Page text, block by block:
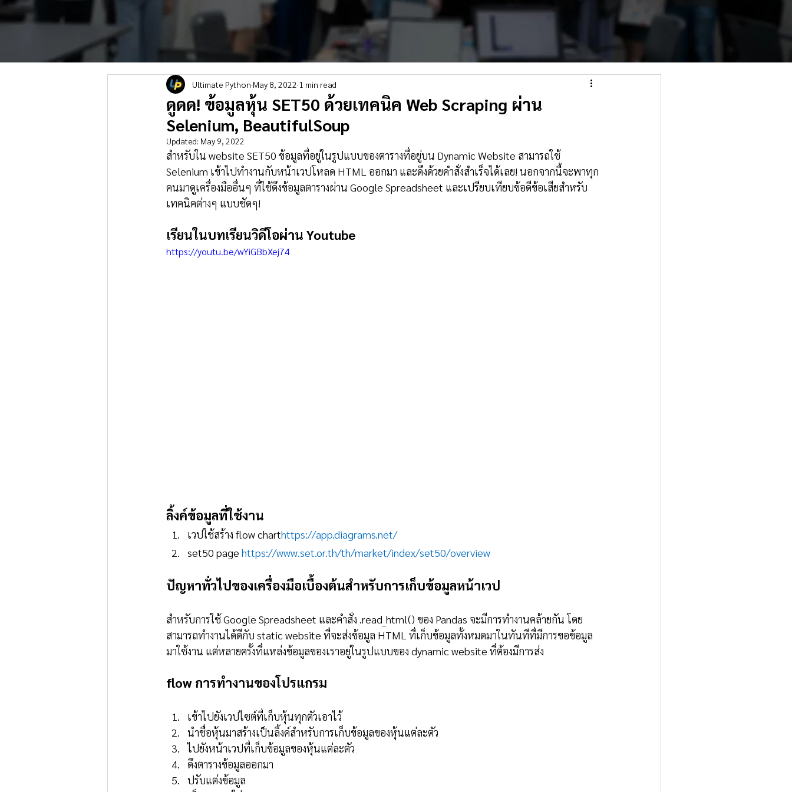
ดูดด! ข้อมูลหุ้น SET50 ด้วยเทคนิค Web Scraping ผ่าน
Selenium, BeautifulSoup
Ultimate Python May 8, 2022 1 min read
Updated: May 9, 2022
สำหรับใน website SET50 ข้อมูลที่อยู่ในรูปแบบของตารางที่อยู่บน Dynamic Website สามารถใช้
Selenium เข้าไปทำงานกับหน้าเวปโหลด HTML ออกมา และดึงด้วยคำสั่งสำเร็จได้เลย! นอกจากนี้จะพาทุก
คนมาดูเครื่องมืออื่นๆ ที่ใช้ดึงข้อมูลตารางผ่าน Google Spreadsheet และเปรียบเทียบข้อดีข้อเสียสำหรับ
เทคนิคต่างๆ แบบชัดๆ!
เรียนในบทเรียนวิดีโอผ่าน Youtube
https://youtu.be/wYiGBbXej74
ลิ้งค์ข้อมูลที่ใช้งาน
เวปใช้สร้าง flow charthttps://app.diagrams.net/
set50 page https://www.set.or.th/th/market/index/set50/overview
ปัญหาทั่วไปของเครื่องมือเบื้องต้นสำหรับการเก็บข้อมูลหน้าเวป
สำหรับการใช้ Google Spreadsheet และคำสั่ง .read_html() ของ Pandas จะมีการทำงานคล้ายกัน โดย
สามารถทำงานได้ดีกับ static website ที่จะส่งข้อมูล HTML ที่เก็บข้อมูลทั้งหมดมาในทันทีที่มีการขอข้อมูล
มาใช้งาน แต่หลายครั้งที่แหล่งข้อมูลของเราอยู่ในรูปแบบของ dynamic website ที่ต้องมีการส่ง
flow การทำงานของโปรแกรม
เข้าไปยังเวปไซต์ที่เก็บหุ้นทุกตัวเอาไว้
นำชื่อหุ้นมาสร้างเป็นลิ้งค์สำหรับการเก็บข้อมูลของหุ้นแต่ละตัว
ไปยังหน้าเวปที่เก็บข้อมูลของหุ้นแต่ละตัว
ดึงตารางข้อมูลออกมา
ปรับแต่งข้อมูล